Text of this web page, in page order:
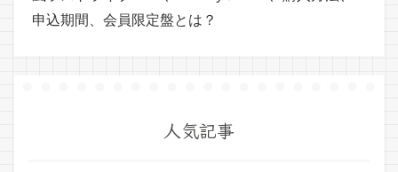
申込期間、会員限定盤とは？
人気記事